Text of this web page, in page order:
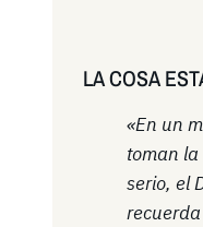
LA COSA
«En un
toman
serio, el